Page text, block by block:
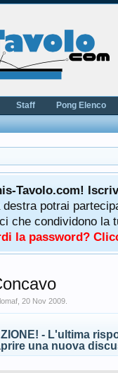
Tavolo.com!
potrai
che condividono la
la password?
20 Nov 2009
- L'ultima
una nuova
Staff Pong Elenco